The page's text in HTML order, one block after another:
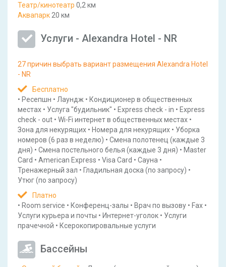
Театр/кинотеатр 0,2 км
Аквапарк 20 км
Услуги - Alexandra Hotel - NR
27 причин выбрать вариант размещения Alexandra Hotel
- NR
Бесплатно
• Ресепшн • Лаундж • Кондиционер в общественных
местах • Услуга "будильник" • Express check - in • Express
check - out • Wi-Fi интернет в общественных местах •
Зона для некурящих • Номера для некурящих • Уборка
номеров (6 раз в неделю) • Смена полотенец (каждые 3
дня) • Смена постельного белья (каждые 3 дня) • Master
Card • American Express • Visa Card • Сауна •
Тренажерный зал • Гладильная доска (по запросу) •
Утюг(по запросу)
Платно
• Room service • Конференц-залы • Врач по вызову • Fax •
Услуги курьера и почты • Интернет-уголок • Услуги
прачечной • Ксерокопировальные услуги
Бассейны